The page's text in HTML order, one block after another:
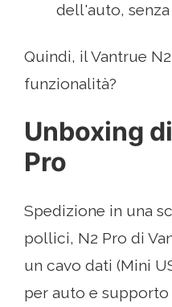
dell'auto,
Quindi, il Vantrue
funzionalità?
Unboxing
Pro
Spedizione in una
pollici, N2 Pro di
un cavo dati (Mini
per auto e supporto